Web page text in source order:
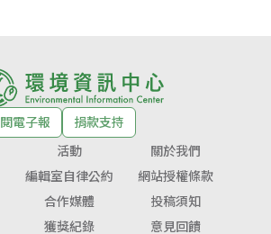
電子報
捐款支持
活動
關於我們
編輯室自律公約
網站授權條款
合作媒體
投稿須知
獲獎紀錄 意見回饋